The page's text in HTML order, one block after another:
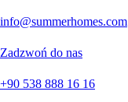
info@summerhomes.com
Zadzwoń do nas
+90 538 888 16 16